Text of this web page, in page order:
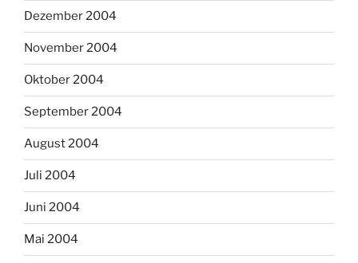
Dezember 2004
November 2004
Oktober 2004
September 2004
August 2004
Juli 2004
Juni 2004
Mai 2004